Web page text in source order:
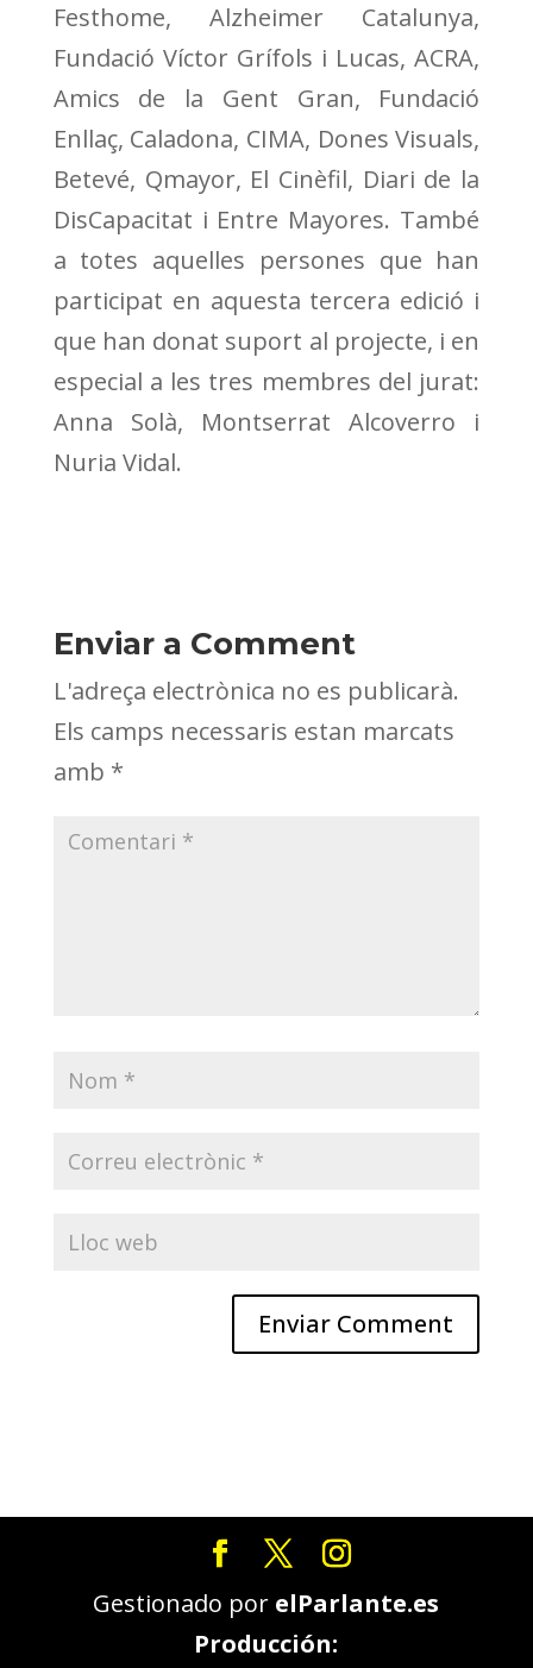
Festhome, Alzheimer Catalunya,
Fundació Víctor Grífols i Lucas, ACRA,
Amics de la Gent Gran, Fundació
Enllaç, Caladona, CIMA, Dones Visuals,
Betevé, Qmayor, El Cinèfil, Diari de la
DisCapacitat i Entre Mayores. També
a totes aquelles persones que han
participat en aquesta tercera edició i
que han donat suport al projecte, i en
especial a les tres membres del jurat:
Anna Solà, Montserrat Alcoverro i
Nuria Vidal.
Enviar a Comment
L'adreça electrònica no es publicarà.
Els camps necessaris estan marcats
amb *
Gestionado por elParlante.es
Producción: